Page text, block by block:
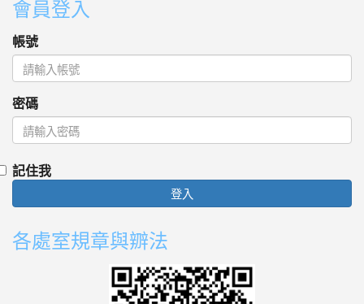
會員登入
帳號
密碼
記住我
登入
各處室規章與辧法